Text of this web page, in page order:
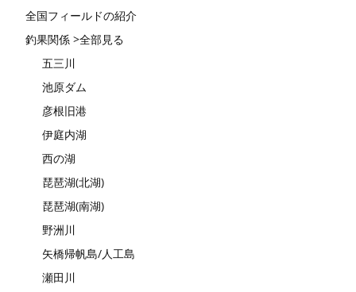
全国フィールドの紹介
釣果関係 >全部見る
五三川
池原ダム
彦根旧港
伊庭内湖
西の湖
琵琶湖(北湖)
琵琶湖(南湖)
野洲川
矢橋帰帆島/人工島
瀬田川